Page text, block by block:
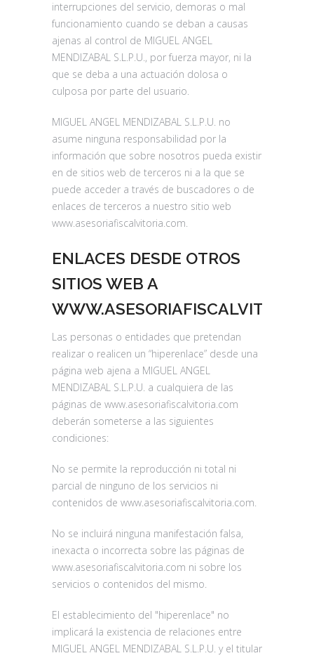
interrupciones del servicio, demoras o mal
funcionamiento cuando se deban a causas
ajenas al control de MIGUEL ANGEL
MENDIZABAL S.L.P.U., por fuerza mayor, ni la
que se deba a una actuación dolosa o
culposa por parte del usuario.
MIGUEL ANGEL MENDIZABAL S.L.P.U. no
asume ninguna responsabilidad por la
información que sobre nosotros pueda existir
en de sitios web de terceros ni a la que se
puede acceder a través de buscadores o de
enlaces de terceros a nuestro sitio web
www.asesoriafiscalvitoria.com.
ENLACES DESDE OTROS
SITIOS WEB A
Las personas o entidades que pretendan
realizar o realicen un “hiperenlace” desde una
página web ajena a MIGUEL ANGEL
MENDIZABAL S.L.P.U. a cualquiera de las
páginas de www.asesoriafiscalvitoria.com
deberán someterse a las siguientes
condiciones:
No se permite la reproducción ni total ni
parcial de ninguno de los servicios ni
contenidos de www.asesoriafiscalvitoria.com.
No se incluirá ninguna manifestación falsa,
inexacta o incorrecta sobre las páginas de
www.asesoriafiscalvitoria.com ni sobre los
servicios o contenidos del mismo.
El establecimiento del "hiperenlace" no
implicará la existencia de relaciones entre
MIGUEL ANGEL MENDIZABAL S.L.P.U. y el titular